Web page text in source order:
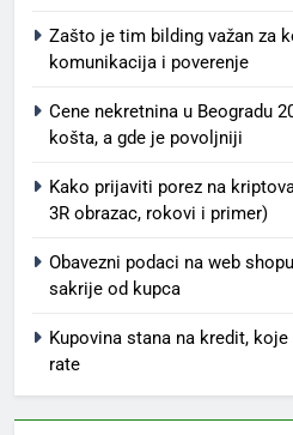
Zašto je tim bilding važan za
komunikacija i poverenje
Cene nekretnina u Beogradu
košta, a gde je povoljniji
Kako prijaviti porez na
3R obrazac, rokovi i primer)
Obavezni podaci na web
sakrije od kupca
Kupovina stana na kredit,
rate